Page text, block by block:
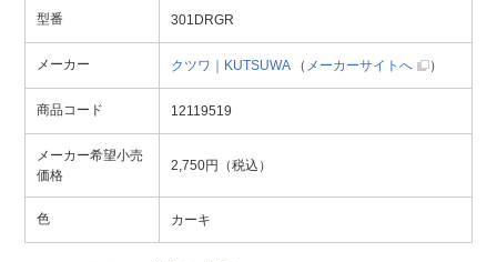
型番 301DRGR
メーカー クツワ｜KUTSUWA（ メーカーサイトへ ）
商品コード 12119519
メーカー希望小売
価格
2,750円（税込）
色 カーキ